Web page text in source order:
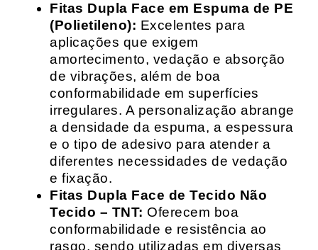
Fitas Dupla Face em Espuma de PE
(Polietileno): Excelentes para
aplicações que exigem
amortecimento, vedação e absorção
de vibrações, além de boa
conformabilidade em superfícies
irregulares. A personalização abrange
a densidade da espuma, a espessura
e o tipo de adesivo para atender a
diferentes necessidades de vedação
e fixação.
Fitas Dupla Face de Tecido Não
Tecido – TNT: Oferecem boa
conformabilidade e resistência ao
rasgo, sendo utilizadas em diversas